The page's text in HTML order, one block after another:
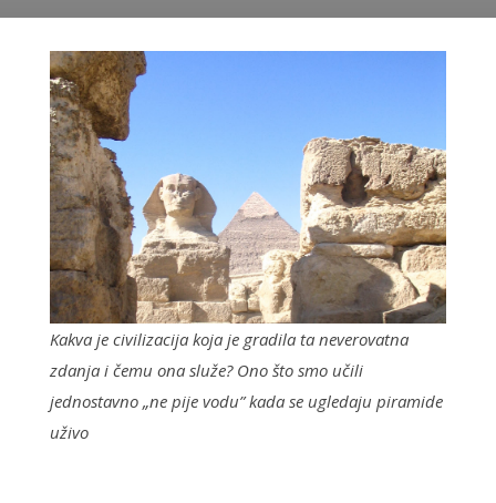
Kakva je civilizacija koja je gradila ta neverovatna
zdanja i čemu ona služe? Ono što smo učili
jednostavno „ne pije vodu” kada se ugledaju piramide
uživo